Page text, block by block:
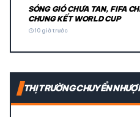
SÓNG GIÓ CHƯA TAN, FIFA
CHUNG KẾT WORLD CUP
schedule10 giờ trước
THỊ TRƯỜNG CHUYỂN